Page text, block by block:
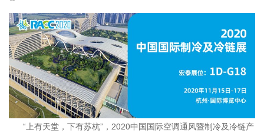
“上有天堂，下有苏杭”，2020中国国际空调通风暨制冷及冷链产